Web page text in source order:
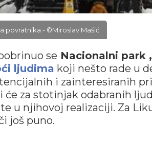
povratnika - ©Miroslav Mašić
se Nacionalni park
ljudima koji nešto rade u
i zainteresiranih
za stotinjak odabranih
te u njihovoj realizaciji. Za
još puno.